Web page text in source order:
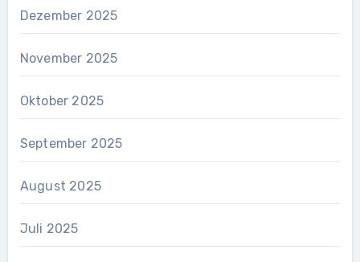
Dezember 2025
November 2025
Oktober 2025
September 2025
August 2025
Juli 2025